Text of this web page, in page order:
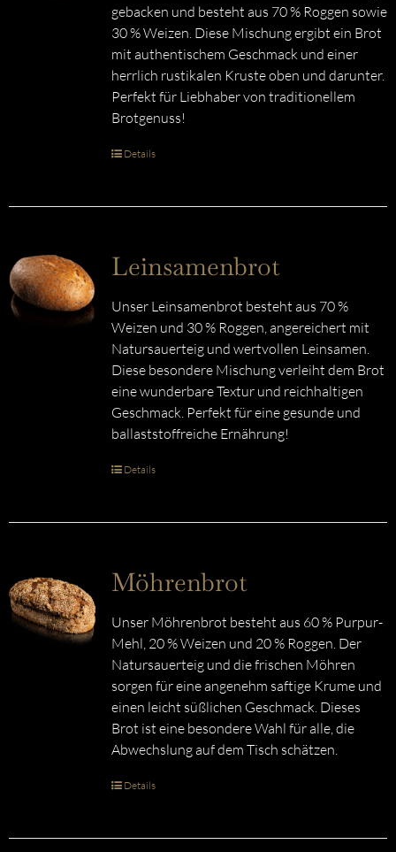
gebacken und besteht aus 70 % Roggen sowie
30 % Weizen. Diese Mischung ergibt ein Brot
mit authentischem Geschmack und einer
herrlich rustikalen Kruste oben und darunter.
Perfekt für Liebhaber von traditionellem
Brotgenuss!
Details
Leinsamenbrot
Unser Leinsamenbrot besteht aus 70 %
Weizen und 30 % Roggen, angereichert mit
Natursauerteig und wertvollen Leinsamen.
Diese besondere Mischung verleiht dem Brot
eine wunderbare Textur und reichhaltigen
Geschmack. Perfekt für eine gesunde und
ballaststoffreiche Ernährung!
Details
Möhrenbrot
Unser Möhrenbrot besteht aus 60 % Purpur-
Mehl, 20 % Weizen und 20 % Roggen. Der
Natursauerteig und die frischen Möhren
sorgen für eine angenehm saftige Krume und
einen leicht süßlichen Geschmack. Dieses
Brot ist eine besondere Wahl für alle, die
Abwechslung auf dem Tisch schätzen.
Details